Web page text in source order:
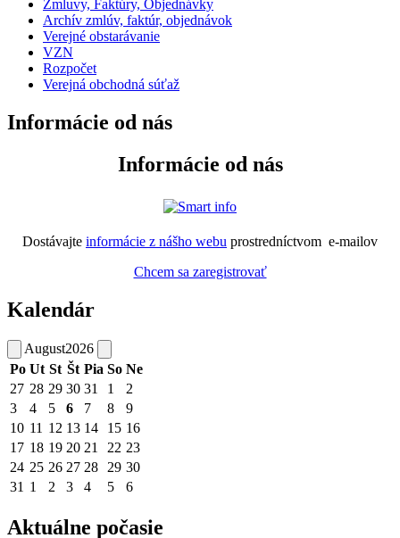
Zmluvy, Faktúry, Objednávky
Archív zmlúv, faktúr, objednávok
Verejné obstarávanie
VZN
Rozpočet
Verejná obchodná súťaž
Informácie od nás
Informácie od nás
Dostávajte informácie z nášho webu prostredníctvom e-mailov
Chcem sa zaregistrovať
Kalendár
August2026
Po Ut St Št Pia So Ne
27 28 29 30 31 1
2
3
4 5 6 7 8
9
10 11 12 13 14 15 16
17 18 19 20 21 22 23
24 25 26 27 28 29 30
31 1 2 3 4 5 6
Aktuálne počasie